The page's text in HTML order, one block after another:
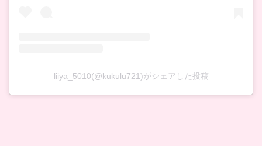
liiya_5010(@kukulu721)がシェアした投稿